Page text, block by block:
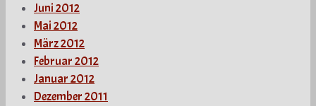
Juni 2012
Mai 2012
März 2012
Februar 2012
Januar 2012
Dezember 2011